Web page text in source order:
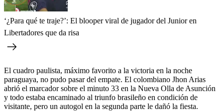
‘¿Para qué te traje?’: El blooper viral de jugador del Junior en
Libertadores que da risa
El cuadro paulista, máximo favorito a la victoria en la noche
paraguaya, no pudo pasar del empate. El colombiano Jhon Arias
abrió el marcador sobre el minuto 33 en la Nueva Olla de Asunción
y todo estaba encaminado al triunfo brasileño en condición de
visitante, pero un autogol en la segunda parte le dañó la fiesta.